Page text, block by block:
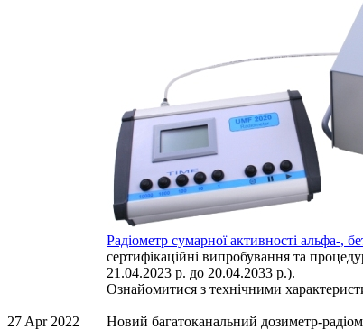
Радіометр сумарної активності альфа-,
сертифікаційні випробування та
21.04.2023 р. до 20.04.2033 р.).
Ознайомитися з технічними
27 Apr 2022 Новий багатоканальний дозиметр-